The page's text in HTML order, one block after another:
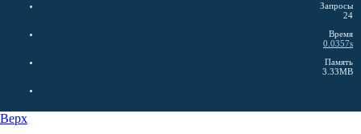
Запросы
24
Время
0.0357s
Память
3.33MB
Верх